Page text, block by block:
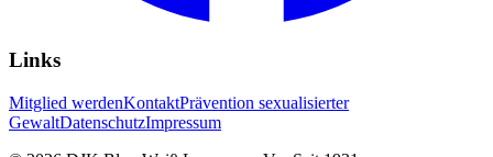
Links
Mitglied werdenKontaktPrävention sexualisierter
GewaltDatenschutzImpressum